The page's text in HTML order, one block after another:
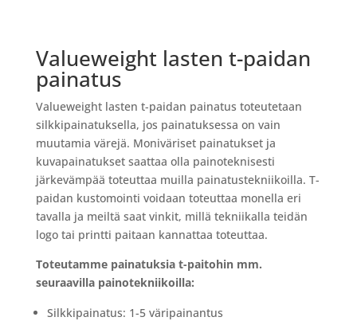
Valueweight lasten t-paidan
painatus
Valueweight lasten t-paidan painatus toteutetaan
silkkipainatuksella, jos painatuksessa on vain
muutamia värejä. Moniväriset painatukset ja
kuvapainatukset saattaa olla painoteknisesti
järkevämpää toteuttaa muilla painatustekniikoilla. T-
paidan kustomointi voidaan toteuttaa monella eri
tavalla ja meiltä saat vinkit, millä tekniikalla teidän
logo tai printti paitaan kannattaa toteuttaa.
Toteutamme painatuksia t-paitohin mm.
seuraavilla painotekniikoilla:
Silkkipainatus: 1-5 väripainantus